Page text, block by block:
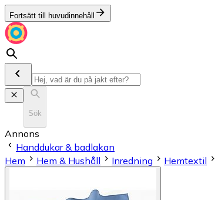
Fortsätt till huvudinnehåll
Sök
Annons
Handdukar & badlakan
Hem
Hem & Hushåll Inredning Hemtextil